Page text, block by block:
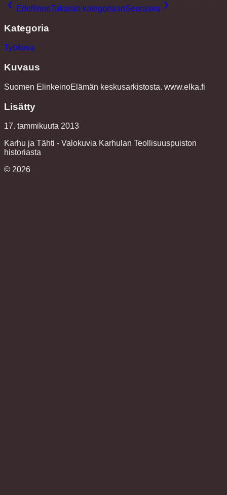
EdellinenTakaisin kategoriaanSeuraava
Kategoria
Työkuva
Kuvaus
Suomen ElinkeinoElämän keskusarkistosta. www.elka.fi
Lisätty
17. tammikuuta 2013
Karhu ja Tähti - Valokuvia Karhulan Teollisuuspuiston
historiasta
© 2026